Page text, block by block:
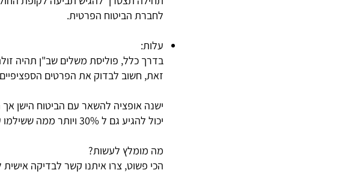
לחברת הביטוח הפרטית.
עלות:
בדרך כלל, פוליסת משלים שב"ן תהיה
זאת, חשוב לבדוק את הפרטים
ישנה אופציה להשאר עם הביטוח הישן
יכול להגיע גם ל 30% ויותר ממה ששילמו עד היום.
מה מומלץ לעשות?
הכי פשוט, צרו איתנו קשר לבדיקה